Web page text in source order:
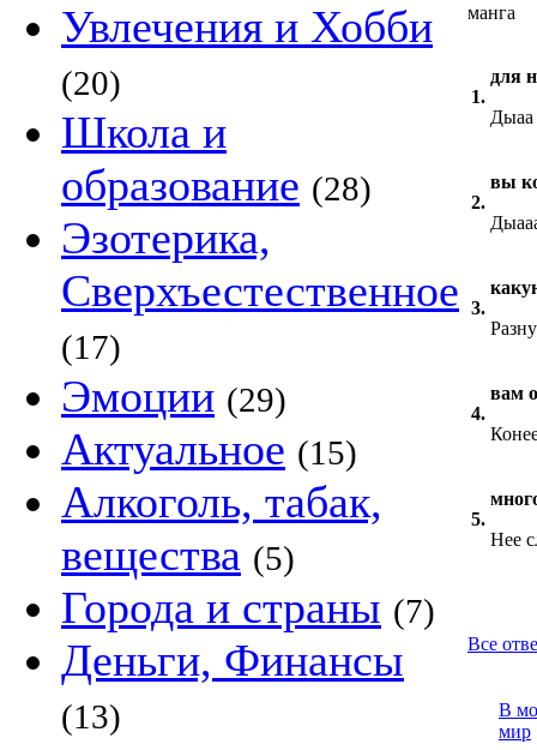
Увлечения и Хобби
(20)
Школа и
образование (28)
Эзотерика,
Сверхъестественное
(17)
Эмоции (29)
Актуальное (15)
Алкоголь, табак,
вещества (5)
Города и страны (7)
Деньги, Финансы
(13)
манга
1.
для
Дыаа
2.
вы
3.
4.
вам
5.
Нее
Все
В
мир